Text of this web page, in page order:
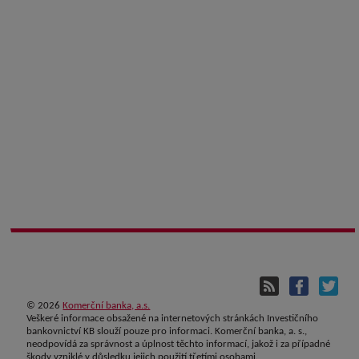
© 2026 Komerční banka, a.s.
Veškeré informace obsažené na internetových stránkách Investičního
bankovnictví KB slouží pouze pro informaci. Komerční banka, a. s.,
neodpovídá za správnost a úplnost těchto informací, jakož i za případné